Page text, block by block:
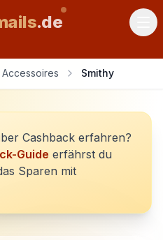
.de
Smithy
Cashback erfahren?
Guide erfährst du
Sparen mit